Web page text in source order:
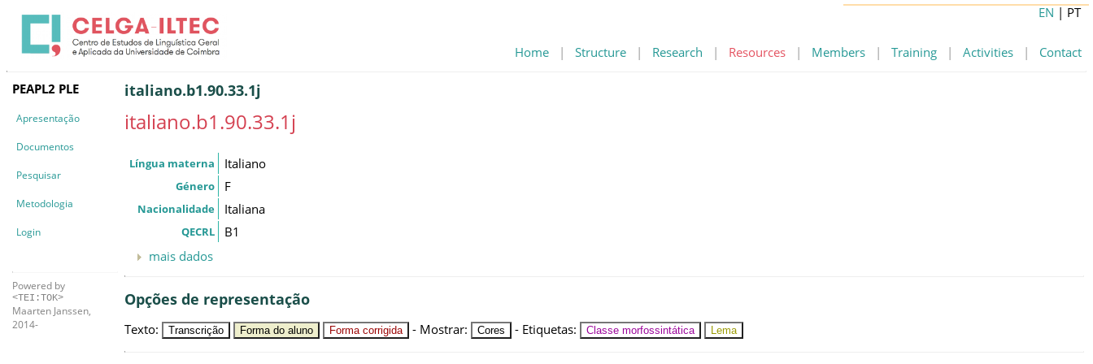
Home | Structure | Research | Resources | Members | Training | Activities | Contact
EN | PT
PEAPL2 PLE
Apresentação
Documentos
Pesquisar
Metodologia
Login
Powered by
<TEI:TOK>
Maarten Janssen,
2014-
italiano.b1.90.33.1j
italiano.b1.90.33.1j
Língua materna Italiano
Género F
Nacionalidade Italiana
QECRL
B1
mais dados
Opções de representação
Texto: Transcrição Forma do aluno Forma corrigida - Mostrar: Cores - Etiquetas: Classe morfossintática Lema